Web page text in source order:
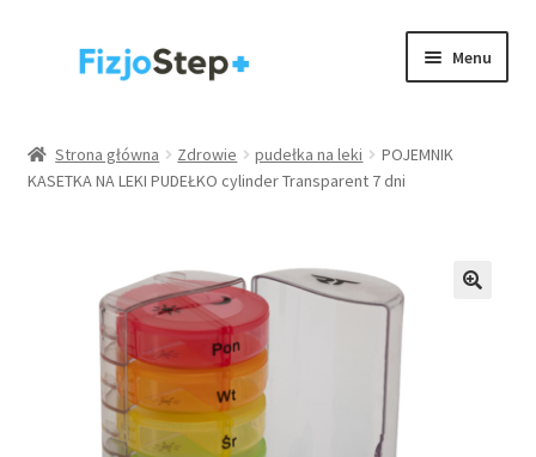
Przejdź
Przejdź
Menu
Wyposażenie gabinetów
Rehabilitacja / trening
Strona główna Zdrowie pudełka na leki
POJEMNIK
KASETKA NA LEKI PUDEŁKO cylinder Transparent 7 dni